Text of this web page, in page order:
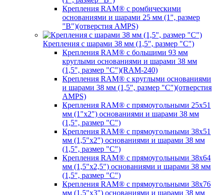
Крепления RAM® с ромбическими
основаниями и шарами 25 мм (1", размер
"B")(отверстия AMPS)
Крепления с шарами 38 мм (1,5", размер "C")
Крепления RAM® с большими 93 мм
круглыми основаниями и шарами 38 мм
(1,5", размер "C")(RAM-240)
Крепления RAM® с круглыми основаниями
и шарами 38 мм (1,5", размер "C")(отверстия
AMPS)
Крепления RAM® с прямоугольными 25х51
мм (1"х2") основаниями и шарами 38 мм
(1,5", размер "C")
Крепления RAM® с прямоугольными 38х51
мм (1,5"х2") основаниями и шарами 38 мм
(1,5", размер "C")
Крепления RAM® с прямоугольными 38х64
мм (1,5"х2,5") основаниями и шарами 38 мм
(1,5", размер "C")
Крепления RAM® с прямоугольными 38х76
мм (1,5"х3") основаниями и шарами 38 мм